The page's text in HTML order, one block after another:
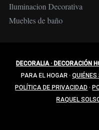
Iluminacion Decorativa
Muebles de baño
DECORALIA · DECORACIÓN
PARA EL HOGAR · QUIÉNES
POLÍTICA DE PRIVACIDAD ·
RAQUEL